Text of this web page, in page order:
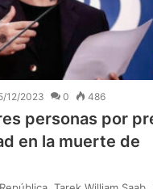
12/2023 0 486
personas por
en la muerte de